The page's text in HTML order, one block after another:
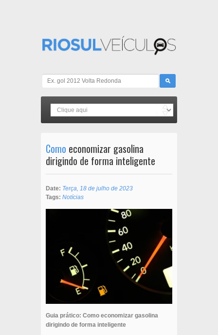
Como economizar gasolina
dirigindo de forma inteligente
Date: Terça, 18 de julho de 2023
Tags: Notícias
Guia prático: Como economizar gasolina
dirigindo de forma inteligente